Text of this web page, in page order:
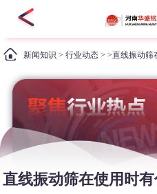
新闻知识 >行业动态 > >直线振动筛
直线振动筛在使用时